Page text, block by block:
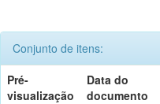
Conjunto de itens:
Pré-
visualização
Data do
documento